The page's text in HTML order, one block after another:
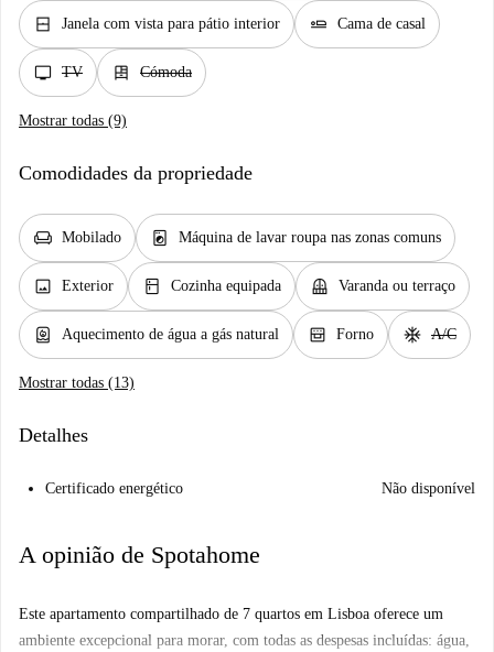
window_closed Janela com vista para pátio interior airline_seat_flat Cama de casal
tv TV dresser Cómoda
Mostrar todas (9)
Comodidades da propriedade
chair Mobilado local_laundry_service Máquina de lavar roupa nas zonas comuns
image Exterior kitchen Cozinha equipada balcony Varanda ou terraço
water_heater Aquecimento de água a gás natural oven_gen Forno ac_unit A/C
Mostrar todas (13)
Detalhes
Certificado energético Não disponível
A opinião de Spotahome
Este apartamento compartilhado de 7 quartos em Lisboa oferece um
ambiente excepcional para morar, com todas as despesas incluídas: água,